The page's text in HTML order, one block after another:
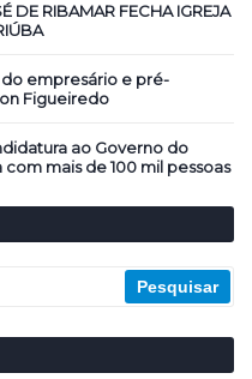
DE RIBAMAR FECHA IGREJA
empresário e pré-
Figueiredo
ao Governo do
mais de 100 mil pessoas